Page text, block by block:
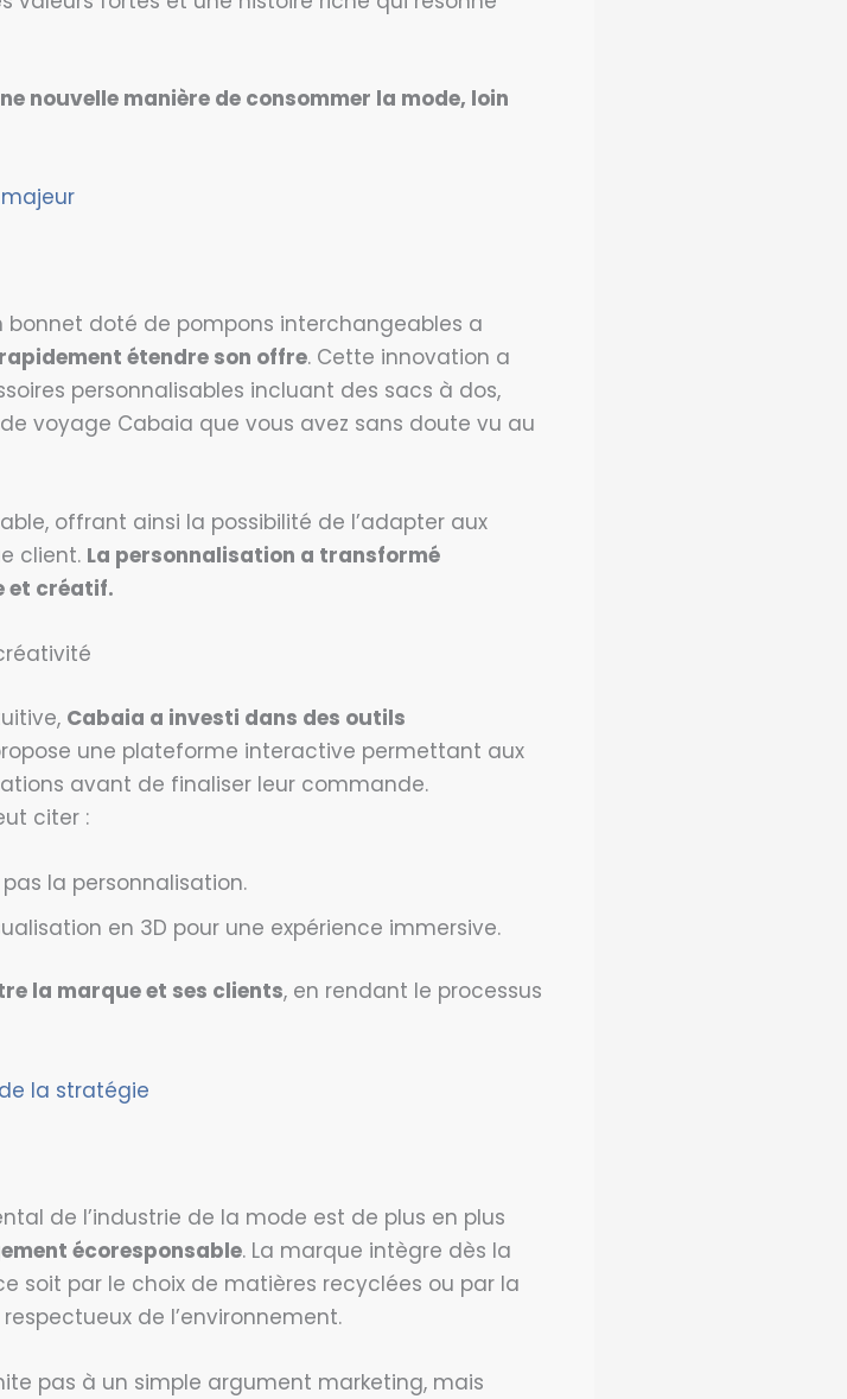
nouvelle manière de consommer la mode, loin
doté de pompons interchangeables a
étendre son offre. Cette innovation a
personnalisables incluant des sacs à dos,
voyage Cabaia que vous avez sans doute vu au
offrant ainsi la possibilité de l’adapter aux
client. La personnalisation a transformé
et créatif.
Cabaia a investi dans des outils
une plateforme interactive permettant aux
avant de finaliser leur commande.
citer :
la personnalisation.
en 3D pour une expérience immersive.
la marque et ses clients, en rendant le processus
la stratégie
de l’industrie de la mode est de plus en plus
écoresponsable. La marque intègre dès la
soit par le choix de matières recyclées ou par la
de l’environnement.
pas à un simple argument marketing, mais